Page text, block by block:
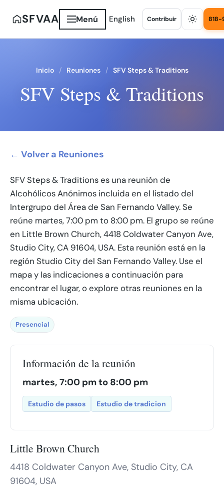
SFVAA Menú English Contribuir 818-
Inicio Reuniones SFV Steps & Traditions
SFV Steps & Traditions
← Volver a Reuniones
SFV Steps & Traditions es una reunión de
Alcohólicos Anónimos incluida en el listado del
Intergrupo del Área de San Fernando Valley. Se
reúne martes, 7:00 pm to 8:00 pm. El grupo se reúne
en Little Brown Church, 4418 Coldwater Canyon Ave,
Studio City, CA 91604, USA. Esta reunión está en la
región Studio City del San Fernando Valley. Use el
mapa y las indicaciones a continuación para
encontrar el lugar, o explore otras reuniones en la
misma ubicación.
Presencial
Información de la reunión
martes, 7:00 pm to 8:00 pm
Estudio de pasos Estudio de tradicion
Little Brown Church
4418 Coldwater Canyon Ave, Studio City, CA
91604, USA